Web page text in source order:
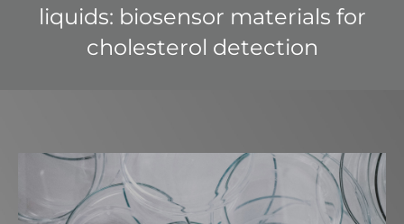
liquids: biosensor materials for
cholesterol detection